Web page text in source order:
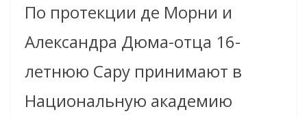
По протекции де Морни и
Александра Дюма-отца 16-
летнюю Сару принимают в
Национальную академию